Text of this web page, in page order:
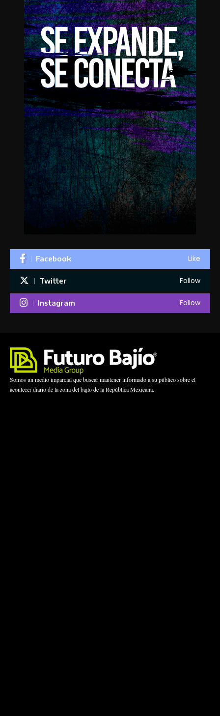
Facebook Like
Twitter Follow
Instagram Follow
Somos un medio imparcial que buscar mantener informado a su público sobre el
acontecer diario de la zona del bajío de la República Mexicana.